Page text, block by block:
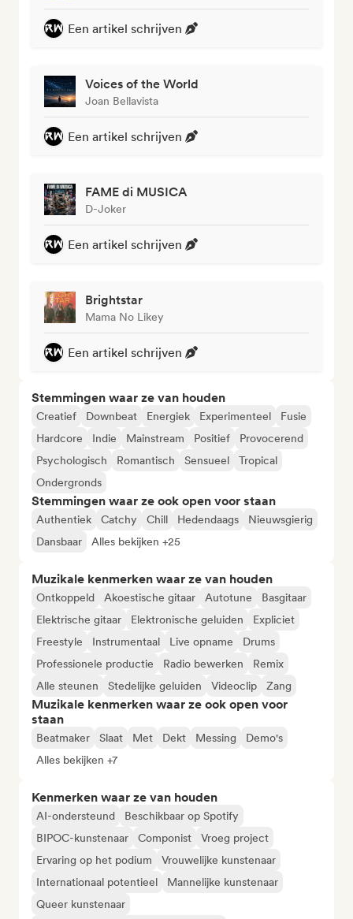
Een artikel schrijven
Voices of the World
Joan Bellavista
Een artikel schrijven
FAME di MUSICA
D-Joker
Een artikel schrijven
Brightstar
Mama No Likey
Een artikel schrijven
Stemmingen waar ze van houden
Creatief Downbeat Energiek Experimenteel
Fusie
Hardcore
Indie Mainstream Positief
Provocerend
Psychologisch
Romantisch Sensueel
Tropical
Ondergronds
Stemmingen waar ze ook open voor staan
Authentiek Catchy Chill Hedendaags
Nieuwsgierig
Dansbaar
Alles bekijken +25
Muzikale kenmerken waar ze van houden
Ontkoppeld Akoestische gitaar Autotune
Basgitaar
Elektrische gitaar
Elektronische geluiden
Expliciet
Freestyle
Instrumentaal Live opname
Drums
Professionele productie
Radio bewerken
Remix
Alle steunen
Stedelijke geluiden Videoclip Zang
Muzikale kenmerken waar ze ook open voor
staan
Beatmaker Slaat Met Dekt Messing
Demo's
Alles bekijken +7
Kenmerken waar ze van houden
AI-ondersteund
Beschikbaar op Spotify
BIPOC-kunstenaar
Componist
Vroeg project
Ervaring op het podium
Vrouwelijke kunstenaar
Internationaal potentieel
Mannelijke kunstenaar
Queer kunstenaar